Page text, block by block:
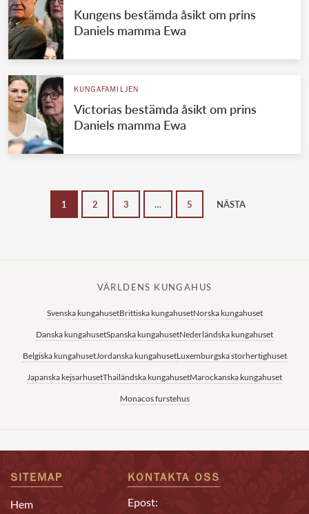
Kungens bestämda åsikt om prins
Daniels mamma Ewa
KUNGAFAMILJEN
Victorias bestämda åsikt om prins
Daniels mamma Ewa
1 2 3 … 5 NÄSTA
VÄRLDENS KUNGAHUS
Svenska kungahusetBrittiska kungahusetNorska kungahuset
Danska kungahusetSpanska kungahusetNederländska kungahuset
Belgiska kungahusetJordanska kungahusetLuxemburgska storhertighuset
Japanska kejsarhusetThailändska kungahusetMarockanska kungahuset
Monacos furstehus
SITEMAP
Hem
KONTAKTA OSS
Epost: